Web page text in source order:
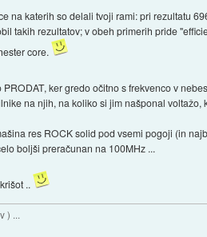
na katerih so delali tvoji rami: pri rezultatu
takih rezultatov; v obeh primerih pride
core.
ker gredo očitno s frekvenco v
na njih, na koliko si jim našponal voltažo,
res ROCK solid pod vsemi pogoji (in
boljši preračunan na 100MHz ...
..
) ...